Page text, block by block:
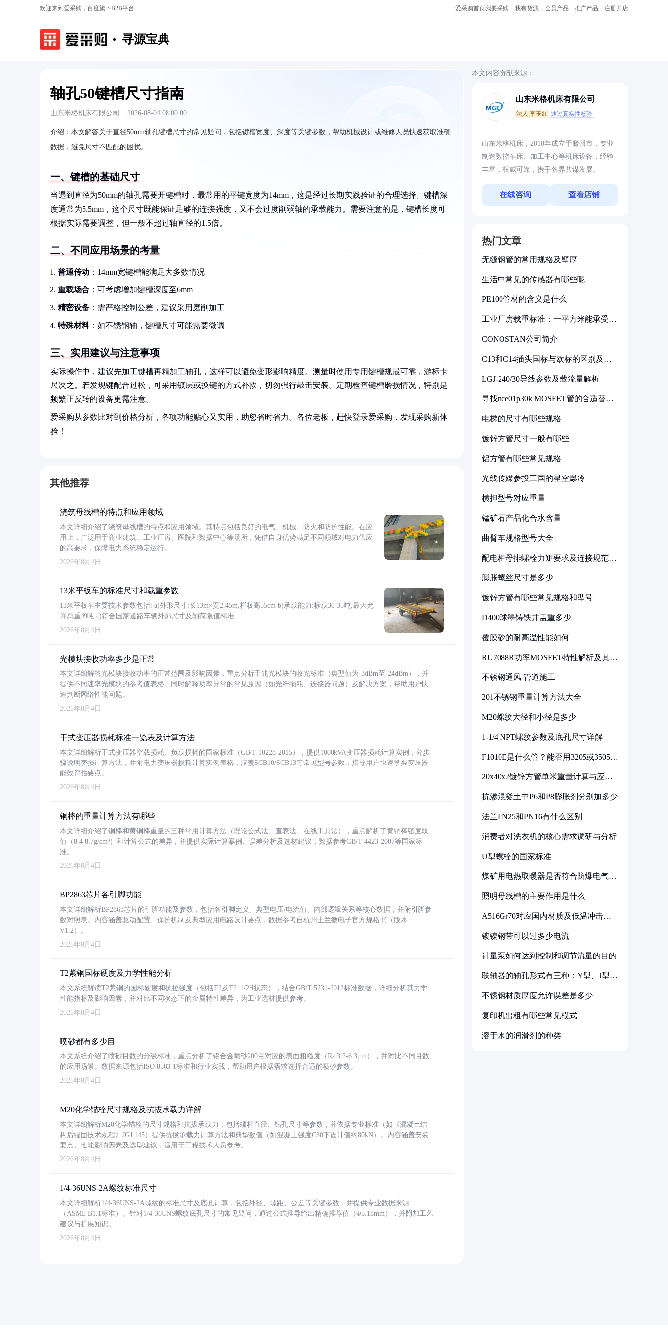
欢迎来到爱采购，百度旗下B2B平台 爱采购首页我要采购 我有货源 会员产品 推广产品 注册开店
寻源宝典
轴孔50键槽尺寸指南
山东米格机床有限公司 · 2026-08-04 08:00:00
介绍： 本文解答关于直径50mm轴孔键槽尺寸的常见疑问，包括键槽宽度、深度等关键参数，帮助机械设计或维修人员快速获取准确
数据，避免尺寸不匹配的困扰。
一、键槽的基础尺寸
当遇到直径为50mm的轴孔需要开键槽时，最常用的平键宽度为14mm，这是经过长期实践验证的合理选择。键槽深
度通常为5.5mm，这个尺寸既能保证足够的连接强度，又不会过度削弱轴的承载能力。需要注意的是，键槽长度可
根据实际需要调整，但一般不超过轴直径的1.5倍。
二、不同应用场景的考量
普通传动 ：14mm宽键槽能满足大多数情况
重载场合 ：可考虑增加键槽深度至6mm
精密设备 ：需严格控制公差，建议采用磨削加工
特殊材料：如不锈钢轴，键槽尺寸可能需要微调
三、实用建议与注意事项
实际操作中，建议先加工键槽再精加工轴孔，这样可以避免变形影响精度。测量时使用专用键槽规最可靠，游标卡
尺次之。若发现键配合过松，可采用镀层或换键的方式补救，切勿强行敲击安装。定期检查键槽磨损情况，特别是
频繁正反转的设备更需注意。
爱采购从参数比对到价格分析，各项功能贴心又实用，助您省时省力。各位老板，赶快登录爱采购，发现采购新体
验！
其他推荐
浇筑母线槽的特点和应用领域
本文详细介绍了浇筑母线槽的特点和应用领域。其特点包括良好的电气、机械、防火和防护性能。在应
用上，广泛用于商业建筑、工业厂房、医院和数据中心等场所，凭借自身优势满足不同领域对电力供应
的高要求，保障电力系统稳定运行。
2026年8月4日
13米平板车的标准尺寸和载重参数
13米平板车主要技术参数包括: a)外形尺寸:长13m×宽2.45m,栏板高55cm b)承载能力:标载30-35吨,最大允
许总重49吨 c)符合国家道路车辆外廓尺寸及轴荷限值标准
2026年8月4日
光模块接收功率多少是正常
本文详细解答光模块接收功率的正常范围及影响因素，重点分析千兆光模块的收光标准（典型值为-3dBm至-24dBm），并
提供不同速率光模块的参考值表格。同时解释功率异常的常见原因（如光纤损耗、连接器问题）及解决方案，帮助用户快
速判断网络性能问题。
2026年8月4日
干式变压器损耗标准一览表及计算方法
本文详细解析干式变压器空载损耗、负载损耗的国家标准（GB/T 10228-2015），提供1000kVA变压器损耗计算实例，分步
骤说明变损计算方法，并附电力变压器损耗计算实例表格，涵盖SCB10/SCB13等常见型号参数，指导用户快速掌握变压器
能效评估要点。
2026年8月4日
铜棒的重量计算方法有哪些
本文详细介绍了铜棒和黄铜棒重量的三种常用计算方法（理论公式法、查表法、在线工具法），重点解析了黄铜棒密度取
值（8.4-8.7g/cm³）和计算公式的差异，并提供实际计算案例、误差分析及选材建议，数据参考GB/T 4423-2007等国家标
准。
2026年8月4日
BP2863芯片各引脚功能
本文详细解析BP2863芯片的引脚功能及参数，包括各引脚定义、典型电压/电流值、内部逻辑关系等核心数据，并附引脚参
数对照表。内容涵盖驱动配置、保护机制及典型应用电路设计要点，数据参考自杭州士兰微电子官方规格书（版本
V1.2）。
2026年8月4日
T2紫铜国标硬度及力学性能分析
本文系统解读T2紫铜的国标硬度和抗拉强度（包括T2及T2_1/2H状态），结合GB/T 5231-2012标准数据，详细分析其力学
性能指标及影响因素，并对比不同状态下的金属特性差异，为工业选材提供参考。
2026年8月4日
喷砂都有多少目
本文系统介绍了喷砂目数的分级标准，重点分析了铝合金喷砂200目对应的表面粗糙度（Ra 3.2-6.3μm），并对比不同目数
的应用场景。数据来源包括ISO 8503-1标准和行业实践，帮助用户根据需求选择合适的喷砂参数。
2026年8月4日
M20化学锚栓尺寸规格及抗拔承载力详解
本文详细解析M20化学锚栓的尺寸规格和抗拔承载力，包括螺杆直径、钻孔尺寸等参数，并依据专业标准（如《混凝土结
构后锚固技术规程》JGJ 145）提供抗拔承载力计算方法和典型数值（如混凝土强度C30下设计值约80kN）。内容涵盖安装
要点、性能影响因素及选型建议，适用于工程技术人员参考。
2026年8月4日
1/4-36UNS-2A螺纹标准尺寸
本文详细解析1/4-36UNS-2A螺纹的标准尺寸及底孔计算，包括外径、螺距、公差等关键参数，并提供专业数据来源
（ASME B1.1标准）。针对1/4-36UNS螺纹底孔尺寸的常见疑问，通过公式推导给出精确推荐值（Φ5.18mm），并附加工艺
建议与扩展知识。
2026年8月4日
本文内容贡献来源：
山东米格机床有限公司
法人:李玉红 通过真实性核验
山东米格机床，2018年成立于滕州市，专业
制造数控车床、加工中心等机床设备，经验
丰富，权威可靠，携手各界共谋发展。
在线咨询 查看店铺
热门文章
无缝钢管的常用规格及壁厚
生活中常见的传感器有哪些呢
PE100管材的含义是什么
工业厂房载重标准：一平方米能承受多
CONOSTAN公司简介
C13和C14插头国标与欧标的区别及其
LGJ-240/30导线参数及载流量解析
寻找nce01p30k MOSFET管的合适替代
电梯的尺寸有哪些规格
镀锌方管尺寸一般有哪些
铝方管有哪些常见规格
光线传媒参投三国的星空爆冷
横担型号对应重量
锰矿石产品化合水含量
曲臂车规格型号大全
配电柜母排螺栓力矩要求及连接规范详
膨胀螺丝尺寸是多少
镀锌方管有哪些常见规格和型号
D400球墨铸铁井盖重多少
覆膜砂的耐高温性能如何
RU7088R功率MOSFET特性解析及其在
不锈钢通风 管道施工
201不锈钢重量计算方法大全
M20螺纹大径和小径是多少
1-1/4 NPT螺纹参数及底孔尺寸详解
F1010E是什么管？能否用3205或3505代
20x40x2镀锌方管单米重量计算与应用
抗渗混凝土中P6和P8膨胀剂分别加多少
法兰PN25和PN16有什么区别
消费者对洗衣机的核心需求调研与分析
U型螺栓的国家标准
煤矿用电热取暖器是否符合防爆电气设
照明母线槽的主要作用是什么
A516Gr70对应国内材质及低温冲击要
镀镍钢带可以过多少电流
计量泵如何达到控制和调节流量的目的
联轴器的轴孔形式有三种：Y型、J型、
不锈钢材质厚度允许误差是多少
复印机出租有哪些常见模式
溶于水的润滑剂的种类